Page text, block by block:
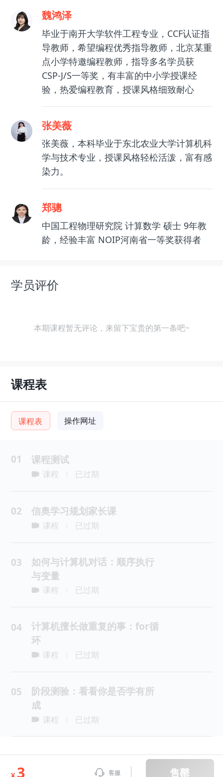
魏鸿泽
毕业于南开大学软件工程专业，CCF认证指
导教师，希望编程优秀指导教师，北京某重
点小学特邀编程教师，指导多名学员获
CSP-J/S一等奖，有丰富的中小学授课经
验，热爱编程教育，授课风格细致耐心
张美薇
张美薇，本科毕业于东北农业大学计算机科
学与技术专业，授课风格轻松活泼，富有感
染力。
郑骢
中国工程物理研究院 计算数学 硕士 9年教
龄，经验丰富 NOIP河南省一等奖获得者
学员评价
本期课程暂无评论，来留下宝贵的第一条吧~
课程表
课程表 操作网址
01 课程测试
课程 已过期
02 信奥学习规划家长课
课程 已过期
03
如何与计算机对话：顺序执行
与变量
课程 已过期
04
计算机擅长做重复的事：for循
环
课程 已过期
05
阶段测验：看看你是否学有所
成
课程 已过期
3 客服 售罄